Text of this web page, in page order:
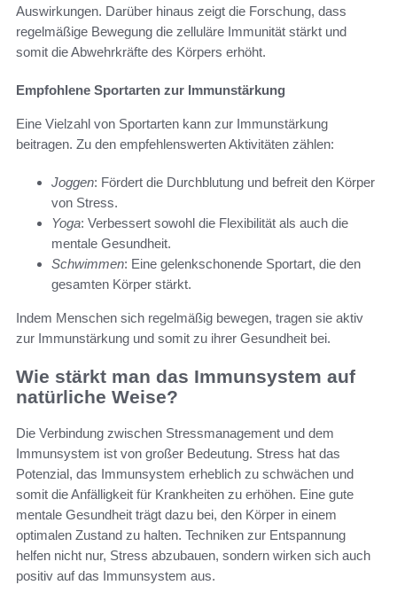
Auswirkungen. Darüber hinaus zeigt die Forschung, dass
regelmäßige Bewegung die zelluläre Immunität stärkt und
somit die Abwehrkräfte des Körpers erhöht.
Empfohlene Sportarten zur Immunstärkung
Eine Vielzahl von Sportarten kann zur Immunstärkung
beitragen. Zu den empfehlenswerten Aktivitäten zählen:
Joggen: Fördert die Durchblutung und befreit den Körper
von Stress.
Yoga: Verbessert sowohl die Flexibilität als auch die
mentale Gesundheit.
Schwimmen: Eine gelenkschonende Sportart, die den
gesamten Körper stärkt.
Indem Menschen sich regelmäßig bewegen, tragen sie aktiv
zur Immunstärkung und somit zu ihrer Gesundheit bei.
Wie stärkt man das Immunsystem auf
natürliche Weise?
Die Verbindung zwischen Stressmanagement und dem
Immunsystem ist von großer Bedeutung. Stress hat das
Potenzial, das Immunsystem erheblich zu schwächen und
somit die Anfälligkeit für Krankheiten zu erhöhen. Eine gute
mentale Gesundheit trägt dazu bei, den Körper in einem
optimalen Zustand zu halten. Techniken zur Entspannung
helfen nicht nur, Stress abzubauen, sondern wirken sich auch
positiv auf das Immunsystem aus.